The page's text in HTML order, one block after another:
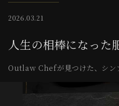
2026.03.21
人生の相棒になった
Outlaw Chefが見つけた、シン